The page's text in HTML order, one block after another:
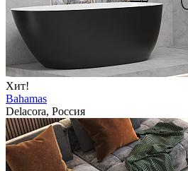
Хит!
Bahamas
Delacora, Россия